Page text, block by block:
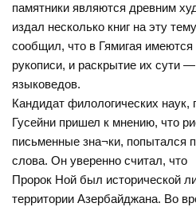
памятники являются древним
издал несколько книг на эту
сообщил, что в Гямигая
рукописи, и раскрытие их сути
языковедов.
Кандидат филологических
Гусейни пришел к мнению, что
письменные зна¬ки, попытался
слова. Он уверенно считал, что
Пророк Ной был исторической
территории Азербайджана. Во